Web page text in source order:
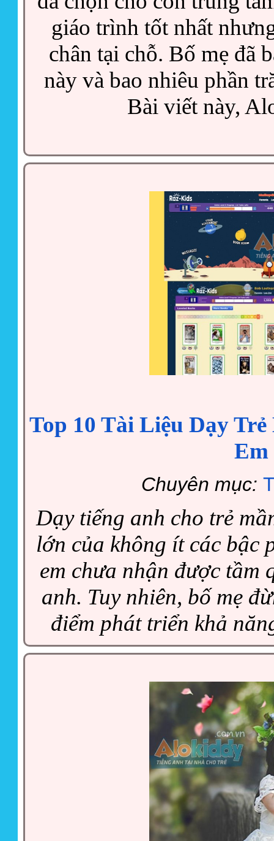
giáo trình tốt nhất
chân tại chỗ. Bố mẹ đã
này và bao nhiêu phần
Bài viết này,
Top 10 Tài Liệu Dạy
Em
Chuyên mục:
Dạy tiếng anh cho trẻ
lớn của không ít các bậc
em chưa nhận được tầm
anh. Tuy nhiên, bố mẹ
điểm phát triển khả